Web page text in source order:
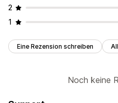
2
1
Eine Rezension schreiben
Noch keine